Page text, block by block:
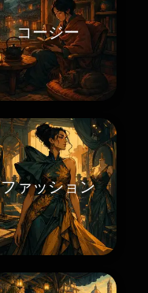
コージー
ファッション